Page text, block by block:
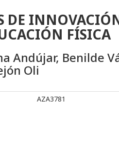
DE
FÍSICA
Andújar, Benilde
Oli
AZA3781